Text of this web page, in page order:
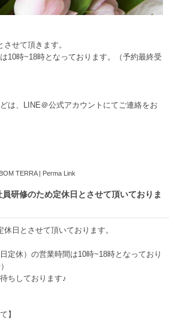
せて頂きます。
10時~18時となっております。（予約最終受
は、
LINE＠公式アカウント にてご連絡をお
BOM TERRA| Perma Link
研修のため定休日とさせて頂いておりま
日とさせて頂いております。
定休）の営業時間は10時~18時となっており
ちしております♪
】